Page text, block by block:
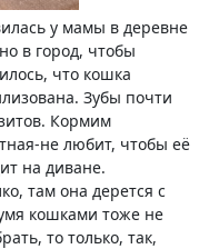
у мамы в деревне
в город, чтобы
что кошка
Зубы почти
Кормим
не любит, чтобы её
на диване.
там она дерется с
кошками тоже не
то только, так,